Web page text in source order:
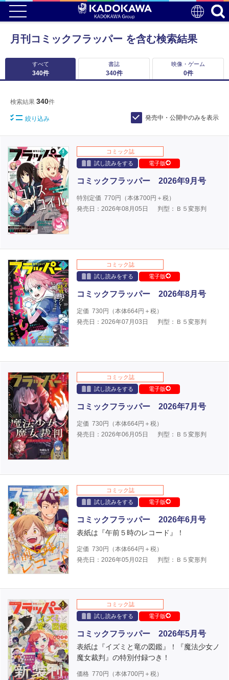
月刊コミックフラッパー を含む検索結果
すべて
340件
書誌
340件
映像・ゲーム
0件
検索結果 340件
絞り込み 発売中・公開中のみを表示
コミック誌
試し読みをする
電子版
コミックフラッパー 2026年9月号
特別定価 770円（本体700円＋税）
発売日：2026年08月05日
判型：Ｂ５変形判
コミック誌
試し読みをする
電子版
コミックフラッパー 2026年8月号
定価 730円（本体664円＋税）
発売日：2026年07月03日
判型：Ｂ５変形判
コミック誌
試し読みをする
電子版
コミックフラッパー 2026年7月号
定価 730円（本体664円＋税）
発売日：2026年06月05日
判型：Ｂ５変形判
コミック誌
試し読みをする
電子版
コミックフラッパー 2026年6月号
表紙は『午前５時のレコード』！
定価 730円（本体664円＋税）
発売日：2026年05月02日
判型：Ｂ５変形判
コミック誌
試し読みをする
電子版
コミックフラッパー 2026年5月号
表紙は『イズミと竜の図鑑』！『魔法少女ノ
魔女裁判』の特別付録つき！
価格 770円（本体700円＋税）